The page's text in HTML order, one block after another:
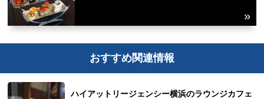
おすすめ関連情報
ハイアットリージェンシー横浜のラウンジカフェ